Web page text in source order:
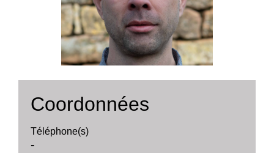
Coordonnées
Téléphone(s)
-